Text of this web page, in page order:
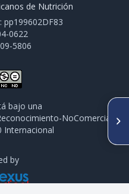
SIGUIENTE ARTÍCULO
S46. EVALUACIÓN DE LA
IMPLEMENTACIÓN INICIAL DE
de Nutrición
pp199602DF83
0622
5806
bajo una
NoComercial-
Internacional
by